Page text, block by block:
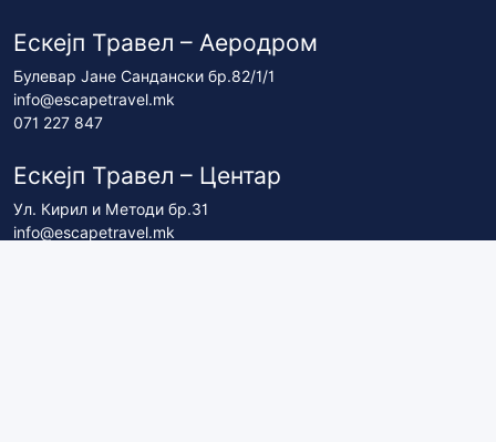
Ескејп Травел – Аеродром
Булевар Јане Сандански бр.82/1/1
info@escapetravel.mk
071 227 847
Ескејп Травел – Центар
Ул. Кирил и Методи бр.31
info@escapetravel.mk